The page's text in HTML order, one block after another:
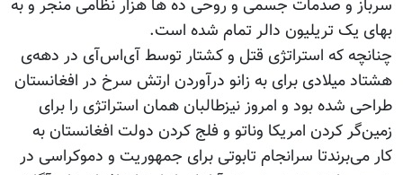
سرباز و صدمات جسمی و روحی ده ها هزار نظامی منجر و به
بهای یک تریلیون دالر تمام شده است.
چنانچه که استراتژی قتل و کشتار توسط آی‌اس‌آی در دهه‌ی
هشتاد میلادی برای به زانو درآوردن ارتش سرخ در افغانستان
طراحی شده بود و امروز نیزطالبان همان استراتژی را برای
زمین‌گر کردن امریکا وناتو و فلج‌ کردن دولت افغانستان به
کار می‌برندتا سرانجام تابوتی برای جمهوریت و دموکراسی در